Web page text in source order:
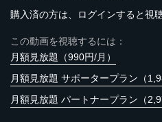
購入済の方は、ログインすると視
この動画を視聴するには：
月額見放題（990円/月）
月額見放題 サポータープラン（
月額見放題 パートナープラン（